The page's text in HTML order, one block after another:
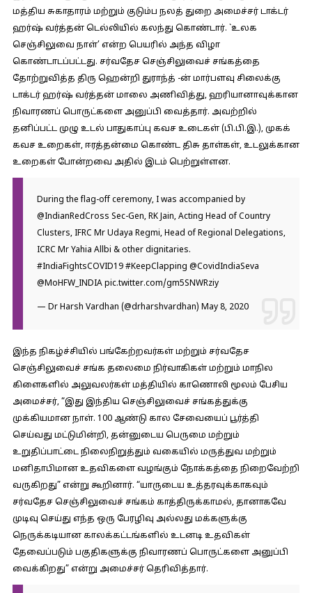
மத்திய சுகாதாரம் மற்றும் குடும்ப நலத் துறை அமைச்சர் டாக்டர்
ஹர்ஷ் வர்த்தன் டெல்லியில் கலந்து கொண்டார். `உலக
செஞ்சிலுவை நாள்’ என்ற பெயரில் அந்த விழா
கொண்டாடப்பட்டது. சர்வதேச செஞ்சிலுவைச் சங்கத்தை
தோற்றுவித்த திரு ஹென்றி துராந்த் -ன் மார்பளவு சிலைக்கு
டாக்டர் ஹர்ஷ் வர்த்தன் மாலை அணிவித்து, ஹரியானாவுக்கான
நிவாரணப் பொருட்களை அனுப்பி வைத்தார். அவற்றில்
தனிப்பட்ட முழு உடல் பாதுகாப்பு கவச உடைகள் (பி.பி.இ.), முகக்
கவச உறைகள், ஈரத்தன்மை கொண்ட திசு தாள்கள், உடலுக்கான
உறைகள் போன்றவை அதில் இடம் பெற்றுள்ளன.
During the flag-off ceremony, I was accompanied by
@IndianRedCross Sec-Gen, RK Jain, Acting Head of Country
Clusters, IFRC Mr Udaya Regmi, Head of Regional Delegations,
ICRC Mr Yahia Allbi & other dignitaries.
#IndiaFightsCOVID19 #KeepClapping @CovidIndiaSeva
@MoHFW_INDIA pic.twitter.com/gm5SNWRziy
— Dr Harsh Vardhan (@drharshvardhan) May 8, 2020
இந்த நிகழ்ச்சியில் பங்கேற்றவர்கள் மற்றும் சர்வதேச
செஞ்சிலுவைச் சங்க தலைமை நிர்வாகிகள் மற்றும் மாநில
கிளைகளில் அலுவலர்கள் மத்தியில் காணொலி மூலம் பேசிய
அமைச்சர், “இது இந்திய செஞ்சிலுவைச் சங்கத்துக்கு
முக்கியமான நாள். 100 ஆண்டு கால சேவையைப் பூர்த்தி
செய்வது மட்டுமின்றி, தன்னுடைய பெருமை மற்றும்
உறுதிப்பாட்டை நிலைநிறுத்தும் வகையில் மருத்துவ மற்றும்
மனிதாபிமான உதவிகளை வழங்கும் நோக்கத்தை நிறைவேற்றி
வருகிறது” என்று கூறினார். “யாருடைய உத்தரவுக்காகவும்
சர்வதேச செஞ்சிலுவைச் சங்கம் காத்திருக்காமல், தானாகவே
முடிவு செய்து எந்த ஒரு பேரழிவு அல்லது மக்களுக்கு
நெருக்கடியான காலக்கட்டங்களில் உடனடி உதவிகள்
தேவைப்படும் பகுதிகளுக்கு நிவாரணப் பொருட்களை அனுப்பி
வைக்கிறது” என்று அமைச்சர் தெரிவித்தார்.